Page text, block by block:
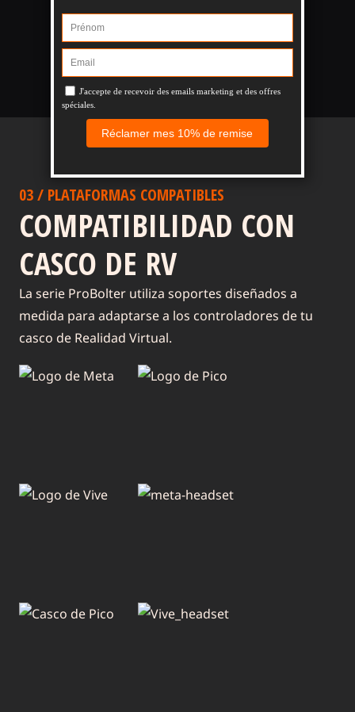
Opción de culata
03 / PLATAFORMAS COMPATIBLES
COMPATIBILIDAD CON
CASCO DE RV
La serie ProBolter utiliza soportes diseñados a
medida para adaptarse a los controladores de tu
casco de Realidad Virtual.